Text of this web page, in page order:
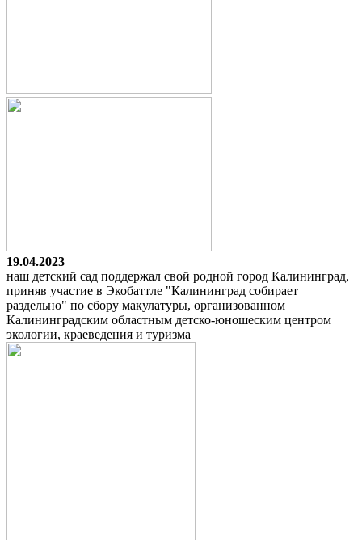
19.04.2023
наш детский сад поддержал свой родной город Калининград,
приняв участие в Экобаттле "Калининград собирает
раздельно" по сбору макулатуры, организованном
Калининградским областным детско-юношеским центром
экологии, краеведения и туризма